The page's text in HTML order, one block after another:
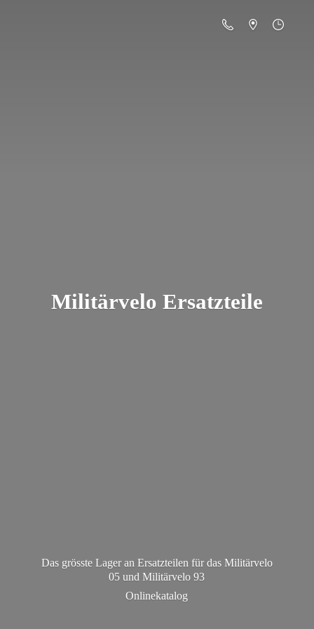
Militärvelo Ersatzteile
Das grösste Lager an Ersatzteilen für das Militärvelo
05 und Militärvelo 93
Onlinekatalog